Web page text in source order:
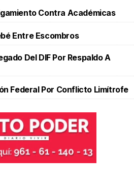
Contra Académicas
Entre Escombros
Del DIF Por Respaldo A
Federal Por Conflicto Limítrofe